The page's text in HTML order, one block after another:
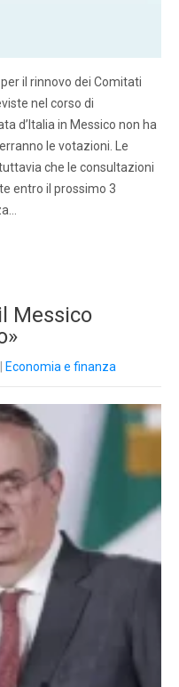
il rinnovo dei Comitati
nel corso di
d’Italia in Messico non ha
le votazioni. Le
che le consultazioni
entro il prossimo 3
Messico
Economia e finanza